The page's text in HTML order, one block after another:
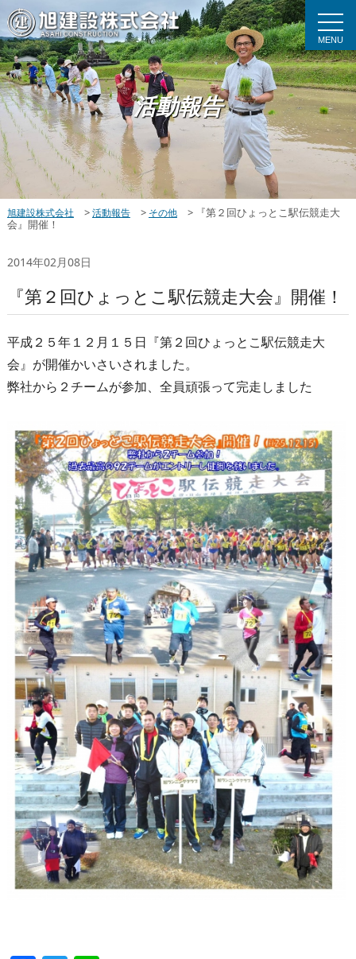
MENU
活動報告
旭建設株式会社 > 活動報告 > その他 >
『第２回ひょっとこ駅伝競走大
会』開催！
2014年02月08日
『第２回ひょっとこ駅伝競走大会』開催！
平成２５年１２月１５日『第２回ひょっとこ駅伝競走大
会』が開催かいさいされました。
弊社から２チームが参加、全員頑張って完走しました